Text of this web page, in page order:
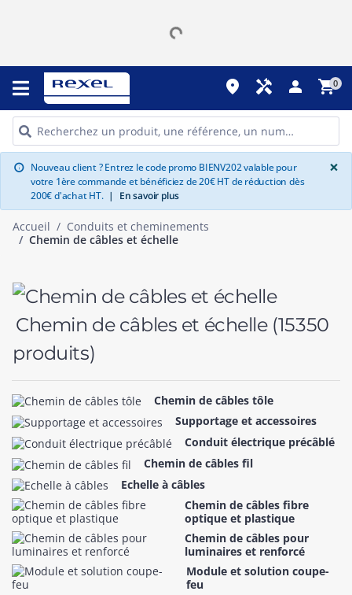
place handyman person shopping_cart0
info Nouveau client ? Entrez le code promo BIENV202 valable pour
votre 1ère commande et bénéficiez de 20€ HT de réduction dès
200€ d'achat HT. | En savoir plus
×
Accueil
Conduits et cheminements
Chemin de câbles et échelle
Chemin de câbles et échelle (15350
produits)
Chemin de câbles tôle
Supportage et accessoires
Conduit électrique précâblé
Chemin de câbles fil
Echelle à câbles
Chemin de câbles fibre
optique et plastique
Chemin de câbles pour
luminaires et renforcé
Module et solution coupe-
feu